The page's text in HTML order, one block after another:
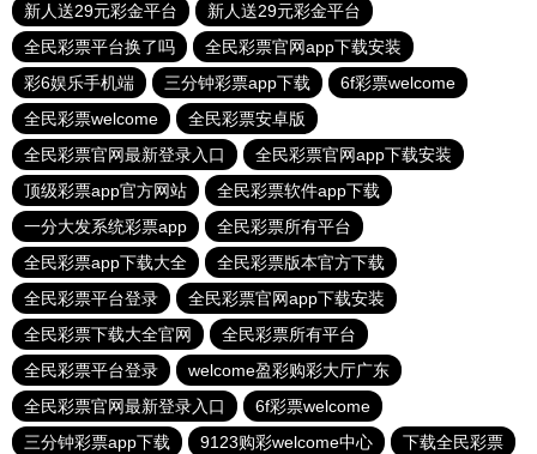
新人送29元彩金平台
新人送29元彩金平台
全民彩票平台换了吗
全民彩票官网app下载安装
彩6娱乐手机端
三分钟彩票app下载
6f彩票welcome
全民彩票welcome
全民彩票安卓版
全民彩票官网最新登录入口
全民彩票官网app下载安装
顶级彩票app官方网站
全民彩票软件app下载
一分大发系统彩票app
全民彩票所有平台
全民彩票app下载大全
全民彩票版本官方下载
全民彩票平台登录
全民彩票官网app下载安装
全民彩票下载大全官网
全民彩票所有平台
全民彩票平台登录
welcome盈彩购彩大厅广东
全民彩票官网最新登录入口
6f彩票welcome
三分钟彩票app下载
9123购彩welcome中心 下载全民彩票